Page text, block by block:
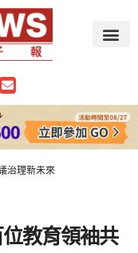
治理新未來
教育領袖共